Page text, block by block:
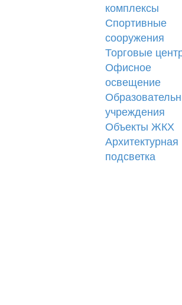
комплексы
Спортивные
сооружения
Торговые
Офисное
освещение
учреждения
Объекты ЖКХ
Архитектурная
подсветка